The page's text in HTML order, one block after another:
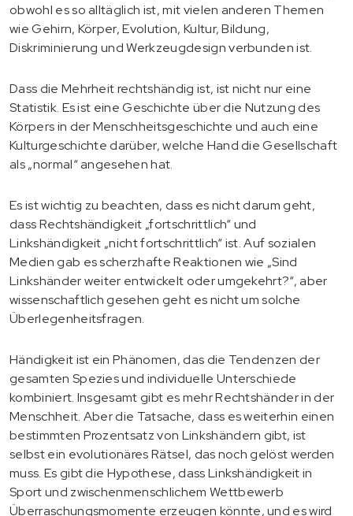
obwohl es so alltäglich ist, mit vielen anderen Themen
wie Gehirn, Körper, Evolution, Kultur, Bildung,
Diskriminierung und Werkzeugdesign verbunden ist.
Dass die Mehrheit rechtshändig ist, ist nicht nur eine
Statistik. Es ist eine Geschichte über die Nutzung des
Körpers in der Menschheitsgeschichte und auch eine
Kulturgeschichte darüber, welche Hand die Gesellschaft
als „normal“ angesehen hat.
Es ist wichtig zu beachten, dass es nicht darum geht,
dass Rechtshändigkeit „fortschrittlich“ und
Linkshändigkeit „nicht fortschrittlich“ ist. Auf sozialen
Medien gab es scherzhafte Reaktionen wie „Sind
Linkshänder weiter entwickelt oder umgekehrt?“, aber
wissenschaftlich gesehen geht es nicht um solche
Überlegenheitsfragen.
Händigkeit ist ein Phänomen, das die Tendenzen der
gesamten Spezies und individuelle Unterschiede
kombiniert. Insgesamt gibt es mehr Rechtshänder in der
Menschheit. Aber die Tatsache, dass es weiterhin einen
bestimmten Prozentsatz von Linkshändern gibt, ist
selbst ein evolutionäres Rätsel, das noch gelöst werden
muss. Es gibt die Hypothese, dass Linkshändigkeit in
Sport und zwischenmenschlichem Wettbewerb
Überraschungsmomente erzeugen könnte, und es wird